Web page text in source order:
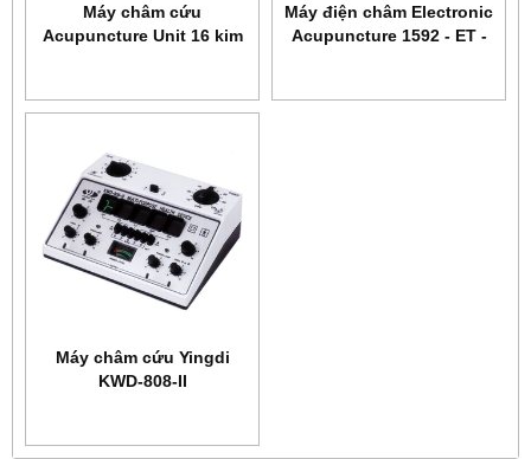
Máy châm cứu
Acupuncture Unit 16 kim
Máy điện châm Electronic
Acupuncture 1592 - ET -
Máy châm cứu Yingdi
KWD-808-II